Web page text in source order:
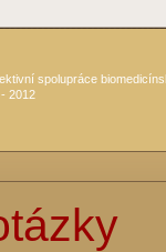
spolupráce
2012